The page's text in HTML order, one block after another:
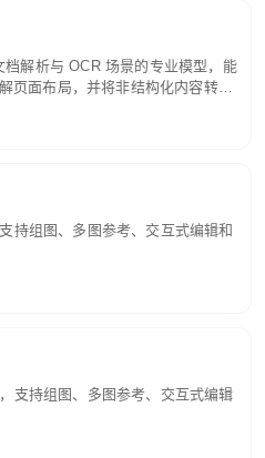
解析与 OCR 场景的专业模型，能
页面布局，并将非结构化内容转换
构化结果。
持组图、多图参考、交互式编辑和
支持组图、多图参考、交互式编辑